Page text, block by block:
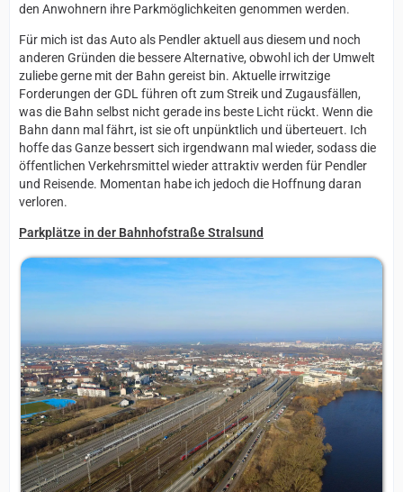
den Anwohnern ihre Parkmöglichkeiten genommen werden.
Für mich ist das Auto als Pendler aktuell aus diesem und noch
anderen Gründen die bessere Alternative, obwohl ich der Umwelt
zuliebe gerne mit der Bahn gereist bin. Aktuelle irrwitzige
Forderungen der GDL führen oft zum Streik und Zugausfällen,
was die Bahn selbst nicht gerade ins beste Licht rückt. Wenn die
Bahn dann mal fährt, ist sie oft unpünktlich und überteuert. Ich
hoffe das Ganze bessert sich irgendwann mal wieder, sodass die
öffentlichen Verkehrsmittel wieder attraktiv werden für Pendler
und Reisende. Momentan habe ich jedoch die Hoffnung daran
verloren.
Parkplätze in der Bahnhofstraße Stralsund